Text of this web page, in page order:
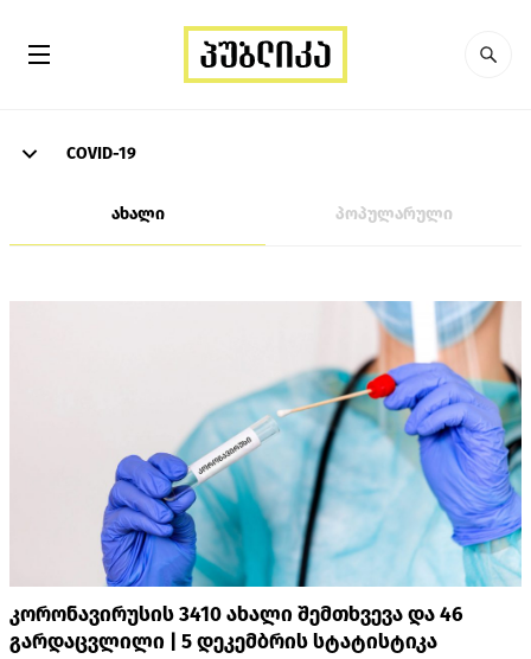
COVID-19
ახალი პოპულარული
კორონავირუსის 3410 ახალი შემთხვევა და 46
გარდაცვლილი | 5 დეკემბრის სტატისტიკა